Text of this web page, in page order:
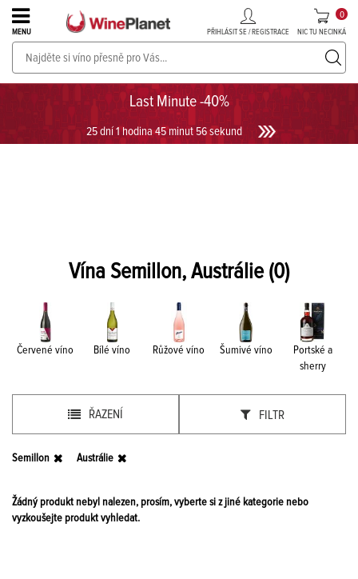
Last Minute -40%
25 dní 1 hodina 45 minut 56 sekund
MENU PŘIHLÁSIT SE / REGISTRACE NIC TU NECINKÁ
0
PROSECCO v akci až do -30%!UKÁZAT PROSECCO
Vína Semillon, Austrálie(0)
Červené víno Bílé víno Růžové víno Šumivé víno
Portské a
sherry
ŘAZENÍ FILTR
Semillon Austrálie
Žádný produkt nebyl nalezen, prosím, vyberte si z jiné kategorie nebo
vyzkoušejte produkt vyhledat.